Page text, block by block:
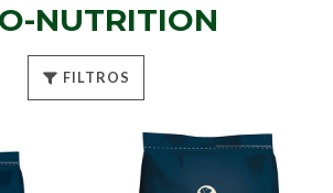
NUTRITION
FILTROS